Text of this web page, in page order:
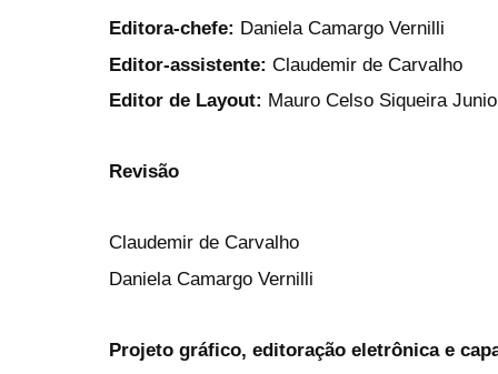
Editora-chefe: Daniela Camargo Vernilli
Editor-assistente: Claudemir de Carvalho
Editor de Layout: Mauro Celso Siqueira
Revisão
Claudemir de Carvalho
Daniela Camargo Vernilli
Projeto gráfico, editoração eletrônica e